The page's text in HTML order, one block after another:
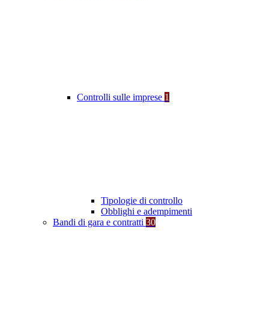
Controlli sulle imprese 1
Tipologie di controllo
Obblighi e adempimenti
Bandi di gara e contratti 30